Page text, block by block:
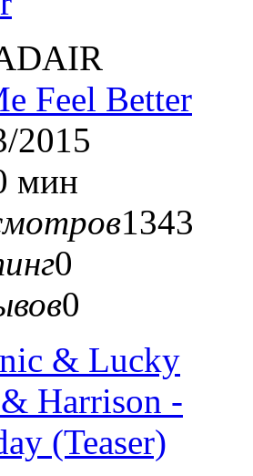
Feel Better
2015
мин
1343
0
0